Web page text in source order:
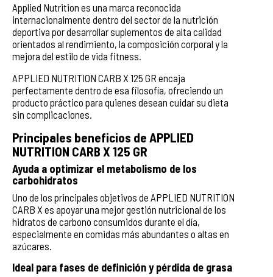
Applied Nutrition es una marca reconocida
internacionalmente dentro del sector de la nutrición
deportiva por desarrollar suplementos de alta calidad
orientados al rendimiento, la composición corporal y la
mejora del estilo de vida fitness.
APPLIED NUTRITION CARB X 125 GR encaja
perfectamente dentro de esa filosofía, ofreciendo un
producto práctico para quienes desean cuidar su dieta
sin complicaciones.
Principales beneficios de APPLIED
NUTRITION CARB X 125 GR
Ayuda a optimizar el metabolismo de los
carbohidratos
Uno de los principales objetivos de APPLIED NUTRITION
CARB X es apoyar una mejor gestión nutricional de los
hidratos de carbono consumidos durante el día,
especialmente en comidas más abundantes o altas en
azúcares.
Ideal para fases de definición y pérdida de grasa